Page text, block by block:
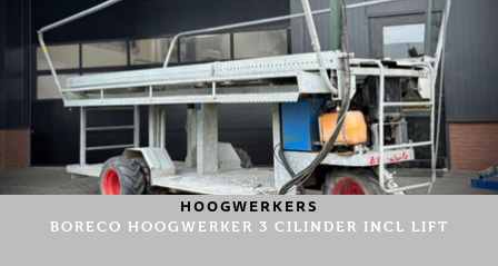
HOOGWERKERS
BORECO HOOGWERKER 3 CILINDER INCL LIFT